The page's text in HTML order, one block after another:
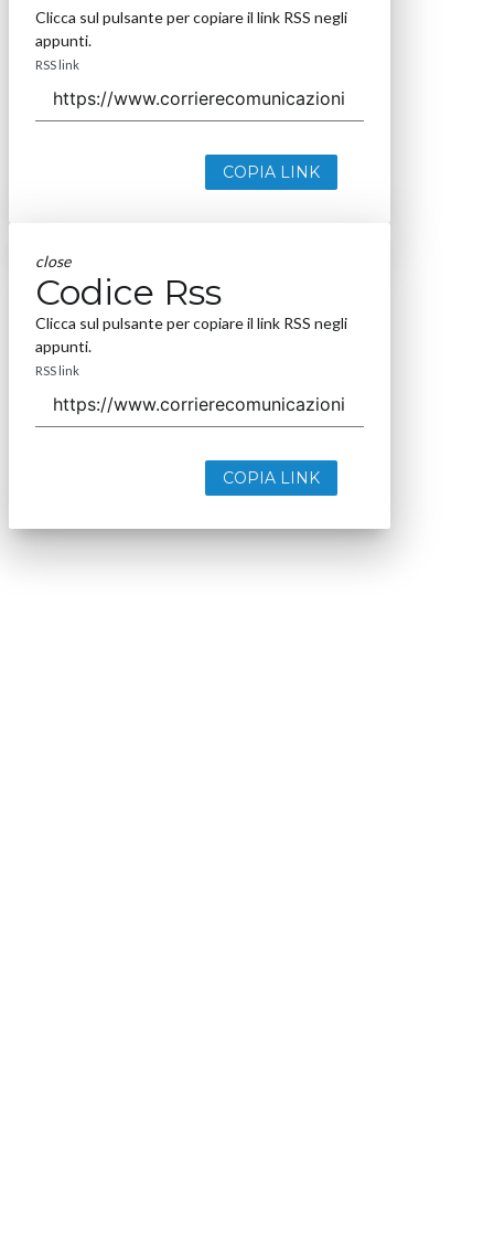
Clicca sul pulsante per copiare il link RSS negli
appunti.
RSS link
COPIA LINK
close
Codice Rss
Clicca sul pulsante per copiare il link RSS negli
appunti.
RSS link
COPIA LINK